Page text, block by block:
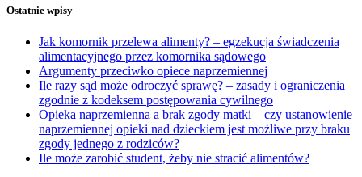
Ostatnie wpisy
Jak komornik przelewa alimenty? – egzekucja świadczenia
alimentacyjnego przez komornika sądowego
Argumenty przeciwko opiece naprzemiennej
Ile razy sąd może odroczyć sprawę? – zasady i ograniczenia
zgodnie z kodeksem postępowania cywilnego
Opieka naprzemienna a brak zgody matki – czy ustanowienie
naprzemiennej opieki nad dzieckiem jest możliwe przy braku
zgody jednego z rodziców?
Ile może zarobić student, żeby nie stracić alimentów?